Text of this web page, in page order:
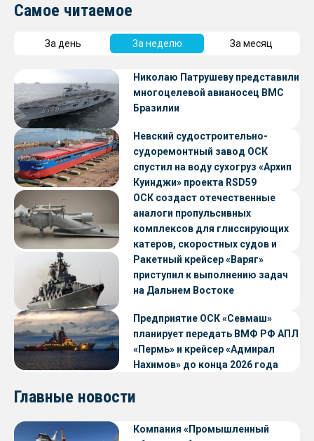
Самое читаемое
За день За неделю За месяц
Николаю Патрушеву представили
многоцелевой авианосец ВМС
Бразилии
Невский судостроительно-
судоремонтный завод ОСК
спустил на воду сухогруз «Архип
Куинджи» проекта RSD59
ОСК создаст отечественные
аналоги пропульсивных
комплексов для глиссирующих
катеров, скоростных судов и
судов с малой осадкой
Ракетный крейсер «Варяг»
приступил к выполнению задач
на Дальнем Востоке
Предприятие ОСК «Севмаш»
планирует передать ВМФ РФ АПЛ
«Пермь» и крейсер «Адмирал
Нахимов» до конца 2026 года
Главные новости
Компания «Промышленный